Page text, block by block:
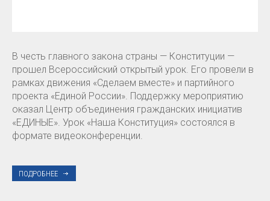
В честь главного закона страны — Конституции —
прошел Всероссийский открытый урок. Его провели в
рамках движения «Сделаем вместе» и партийного
проекта «Единой России». Поддержку мероприятию
оказал Центр объединения гражданских инициатив
«ЕДИНЫЕ». Урок «Наша Конституция» состоялся в
формате видеоконференции.
ПОДРОБНЕЕ